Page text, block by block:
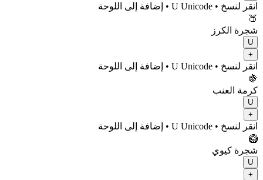
انقر لنسخ • U
Unicode
• إضافة إلى اللوحة
🍑
شجرة الكرز
U
+
انقر لنسخ • U
Unicode
• إضافة إلى اللوحة
🍇
كرمة العنب
U
+
انقر لنسخ • U
Unicode
• إضافة إلى اللوحة
🥝
شجرة كيوي
U
+